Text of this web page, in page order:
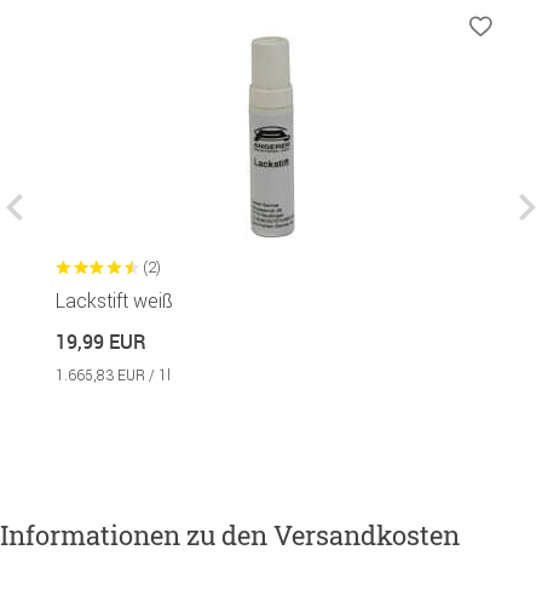
(2)
Lackstift weiß
19,99 EUR
1.665,83 EUR / 1l
Informationen zu den Versandkosten